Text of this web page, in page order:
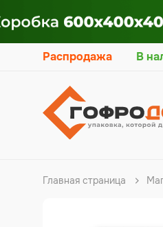
Распродажа В
Главная страница